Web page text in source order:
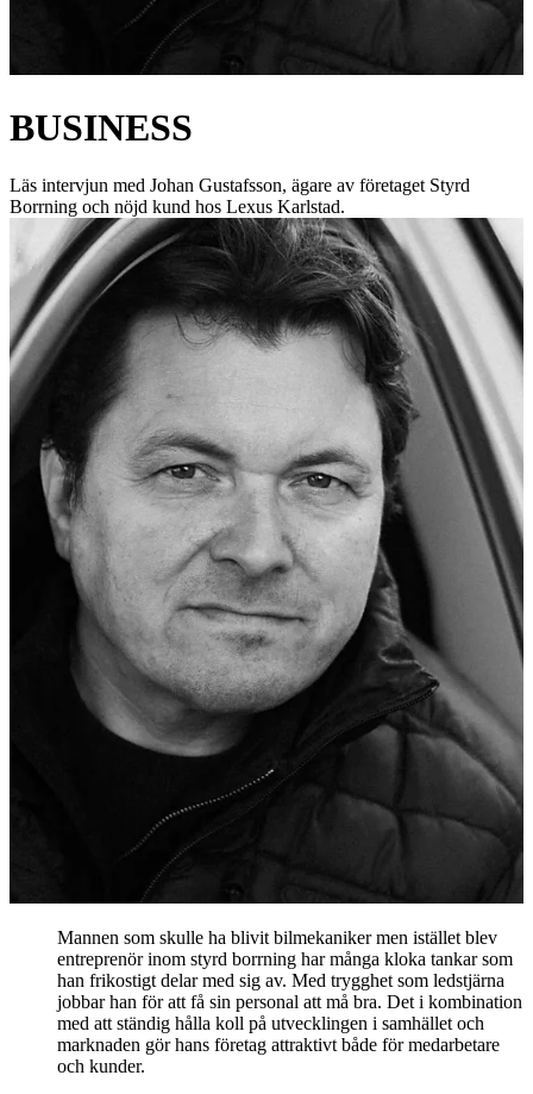
BUSINESS
Läs intervjun med Johan Gustafsson, ägare av företaget Styrd
Borrning och nöjd kund hos Lexus Karlstad.
Mannen som skulle ha blivit bilmekaniker men istället blev
entreprenör inom styrd borrning har många kloka tankar som
han frikostigt delar med sig av. Med trygghet som ledstjärna
jobbar han för att få sin personal att må bra. Det i kombination
med att ständig hålla koll på utvecklingen i samhället och
marknaden gör hans företag attraktivt både för medarbetare
och kunder.